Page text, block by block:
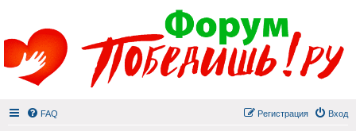
FAQ Вход
Регистрация